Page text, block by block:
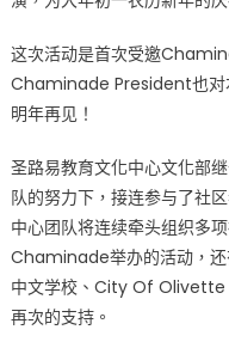
这次活动是首次受邀
Chaminade President也对
明年再见！
圣路易教育文化中心文化部
队的努力下，接连参与了社
中心团队将连续牵头组织多
Chaminade举办的活动，
中文学校、City Of Olivette
再次的支持。